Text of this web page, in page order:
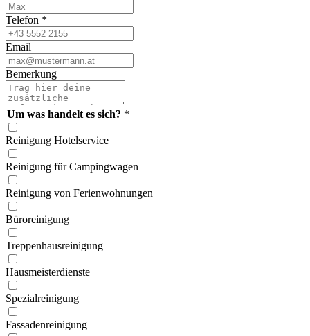
Telefon *
Email
Bemerkung
Um was handelt es sich? *
Reinigung Hotelservice
Reinigung für Campingwagen
Reinigung von Ferien­wohnungen
Büroreinigung
Treppen­hausreinigung
Hausmeister­dienste
Spezial­reinigung
Fassaden­reinigung